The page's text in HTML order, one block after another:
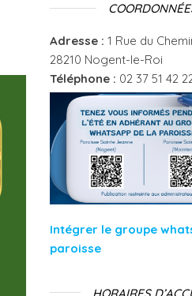
Adresse : 1 Rue du
28210 Nogent-le-Roi
Téléphone : 02 37 51 42
Intégrer le groupe
paroisse